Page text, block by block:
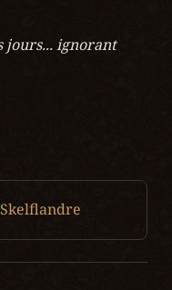
jours... ignorant
Skelflandre